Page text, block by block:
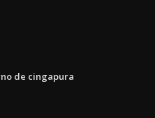
de cingapura